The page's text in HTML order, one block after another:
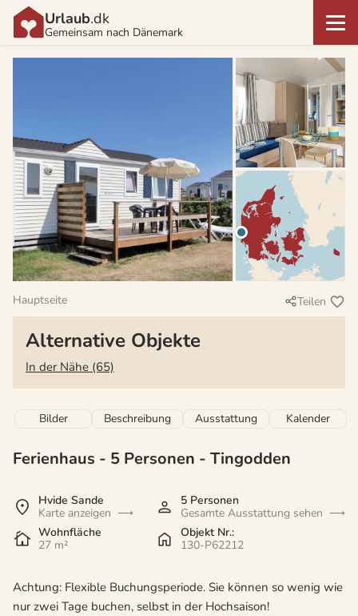
Urlaub.dk
Gemeinsam nach Dänemark
Hauptseite Teilen
Alternative Objekte
In der Nähe (65)
Bilder Beschreibung Ausstattung Kalender
Ferienhaus - 5 Personen - Tingodden
-
Hvide Sande
Karte anzeigen
5 Personen
Gesamte Ausstattung sehen
Wohnfläche
27 m²
Objekt Nr.:
130-P62212
Achtung: Flexible Buchungsperiode. Sie können so wenig wie
nur zwei Tage buchen, selbst in der Hochsaison!